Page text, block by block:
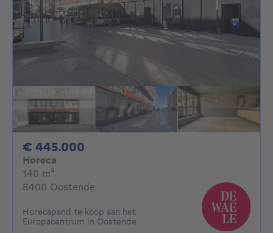
€ 445.000
Horeca
140 m²
8400 Oostende
Horecapand te koop aan het
Europacentrum in Oostende